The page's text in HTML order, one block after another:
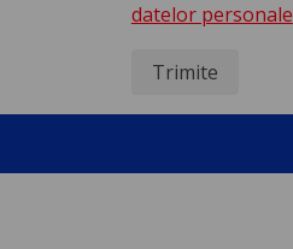
datelor personale
Trimite